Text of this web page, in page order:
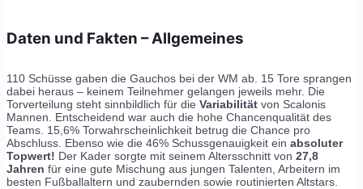
Daten und Fakten – Allgemeines
110 Schüsse gaben die Gauchos bei der WM ab. 15 Tore sprangen
dabei heraus – keinem Teilnehmer gelangen jeweils mehr. Die
Torverteilung steht sinnbildlich für die Variabilität von Scalonis
Mannen. Entscheidend war auch die hohe Chancenqualität des
Teams. 15,6% Torwahrscheinlichkeit betrug die Chance pro
Abschluss. Ebenso wie die 46% Schussgenauigkeit ein absoluter
Topwert! Der Kader sorgte mit seinem Altersschnitt von 27,8
Jahren für eine gute Mischung aus jungen Talenten, Arbeitern im
besten Fußballaltern und zaubernden sowie routinierten Altstars.